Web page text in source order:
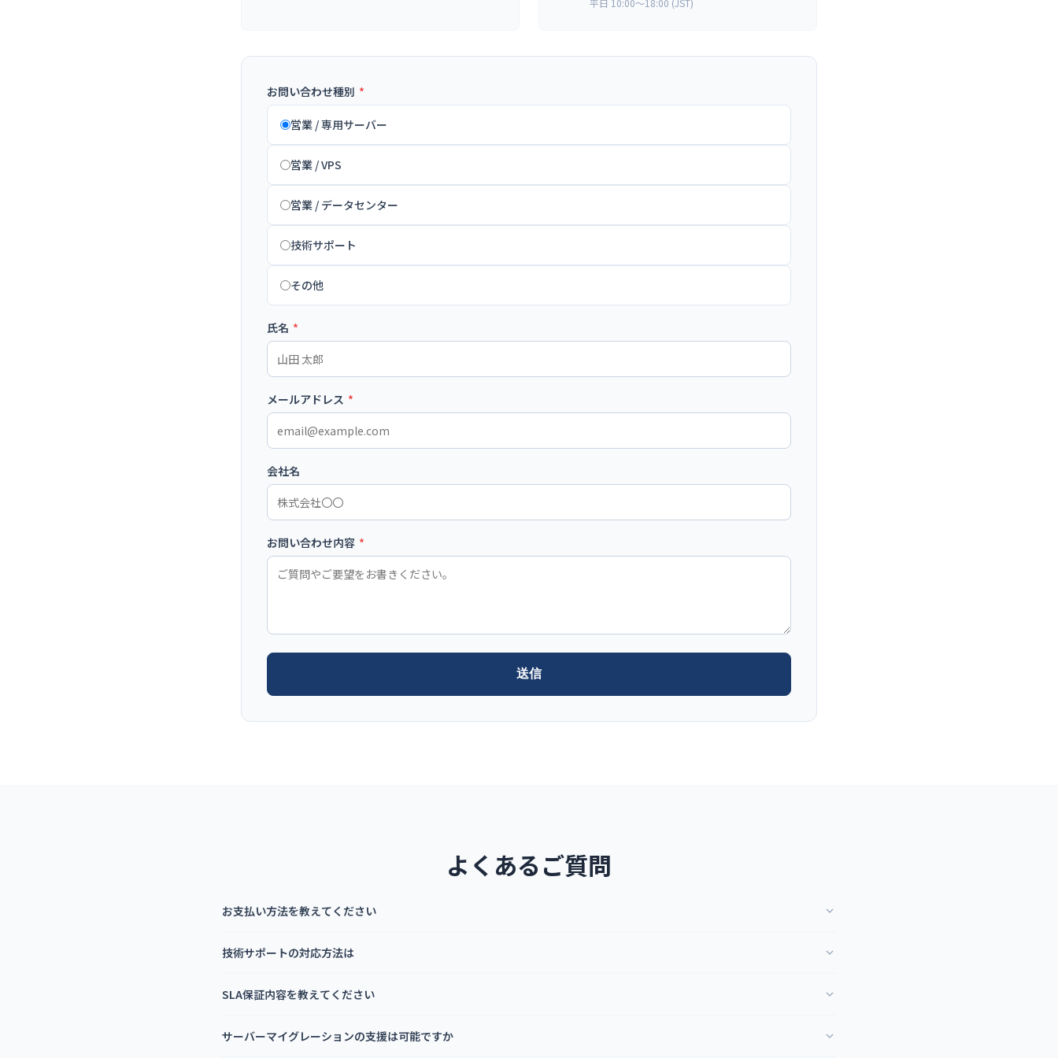
平日 10:00〜18:00 (JST)
お問い合わせ種別 *
営業 / 専用サーバー
営業 / VPS
営業 / データセンター
技術サポート
その他
氏名 *
メールアドレス *
会社名
お問い合わせ内容 *
送信
よくあるご質問
お支払い方法を教えてください
技術サポートの対応方法は
SLA保証内容を教えてください
サーバーマイグレーションの支援は可能ですか